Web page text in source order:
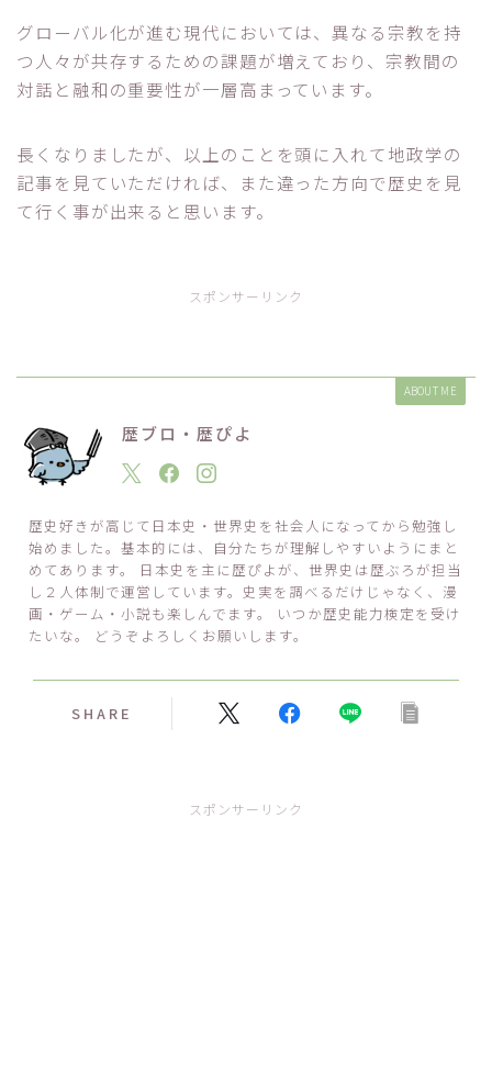
グローバル化が進む現代においては、異なる宗教を持
つ人々が共存するための課題が増えており、宗教間の
対話と融和の重要性が一層高まっています。
長くなりましたが、以上のことを頭に入れて地政学の
記事を見ていただければ、また違った方向で歴史を見
て行く事が出来ると思います。
スポンサーリンク
ABOUT ME
歴ブロ・歴ぴよ
歴史好きが高じて日本史・世界史を社会人になってから勉強し
始めました。基本的には、自分たちが理解しやすいようにまと
めてあります。 日本史を主に歴ぴよが、世界史は歴ぶろが担当
し２人体制で運営しています。史実を調べるだけじゃなく、漫
画・ゲーム・小説も楽しんでます。 いつか歴史能力検定を受け
たいな。 どうぞよろしくお願いします。
SHARE
スポンサーリンク